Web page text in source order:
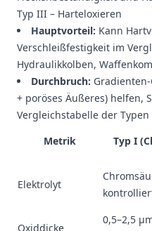
Typ III – Harteloxieren
Hauptvorteil: Kann
Verschleißfestigkeit im
Hydraulikkolben,
Durchbruch:
+ poröses Äußeres) helfen,
Vergleichstabelle der Typen
Metrik
Typ I
Elektrolyt
Oxiddicke
0,5–2,5